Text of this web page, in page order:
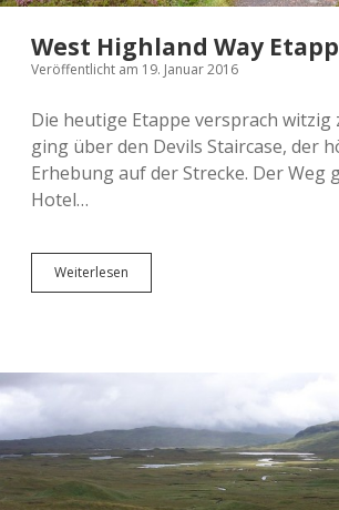
West Highland Way
Veröffentlicht am 19. Januar 2016
Die heutige Etappe versprach witzig
ging über den Devils Staircase, der
Erhebung auf der Strecke. Der Weg
Hotel…
Weiterlesen
Highland